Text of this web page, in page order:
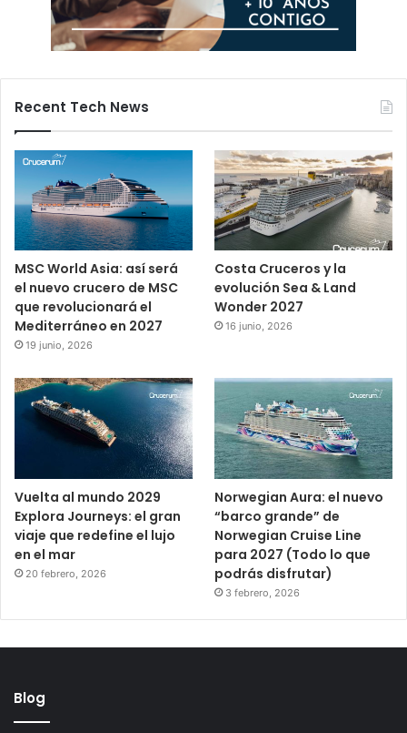
Recent Tech News
MSC World Asia: así será
el nuevo crucero de MSC
que revolucionará el
Mediterráneo en 2027
19 junio, 2026
Costa Cruceros y la
evolución Sea & Land
Wonder 2027
16 junio, 2026
Vuelta al mundo 2029
Explora Journeys: el gran
viaje que redefine el lujo
en el mar
20 febrero, 2026
Norwegian Aura: el nuevo
“barco grande” de
Norwegian Cruise Line
para 2027 (Todo lo que
podrás disfrutar)
3 febrero, 2026
Blog